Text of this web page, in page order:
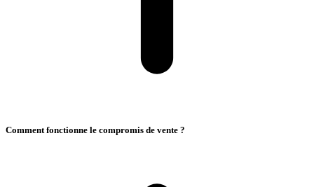
Comment fonctionne le compromis de vente ?